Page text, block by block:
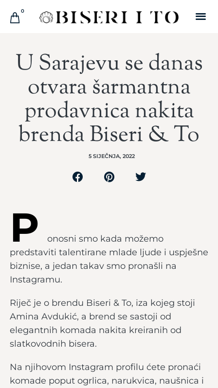
0
U Sarajevu se danas
otvara šarmantna
prodavnica nakita
brenda Biseri & To
5 SIJEČNJA, 2022
P
onosni smo kada možemo
predstaviti talentirane mlade ljude i uspješne
biznise, a jedan takav smo pronašli na
Instagramu.
Riječ je o brendu Biseri & To, iza kojeg stoji
Amina Avdukić, a brend se sastoji od
elegantnih komada nakita kreiranih od
slatkovodnih bisera.
Na njihovom Instagram profilu ćete pronaći
komade poput ogrlica, narukvica, naušnica i